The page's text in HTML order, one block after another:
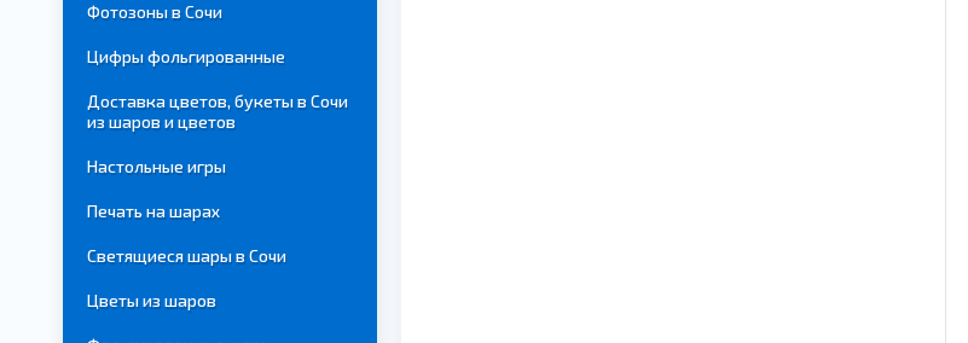
Фотозоны в Сочи
Цифры фольгированные
Доставка цветов, букеты в Сочи
из шаров и цветов
Настольные игры
Печать на шарах
Светящиеся шары в Сочи
Цветы из шаров